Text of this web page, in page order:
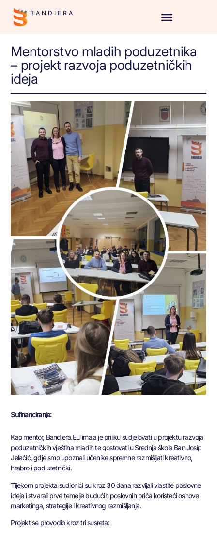
BANDIERA
Mentorstvo mladih poduzetnika
– projekt razvoja poduzetničkih
ideja
Sufinanciranje:
Kao mentor, Bandiera.EU imala je priliku sudjelovati u projektu razvoja
poduzetničkih vještina mladih te gostovati u Srednja škola Ban Josip
Jelačić, gdje smo upoznali učenike spremne razmišljati kreativno,
hrabro i poduzetnički.
Tijekom projekta sudionici su kroz 30 dana razvijali vlastite poslovne
ideje i stvarali prve temelje budućih poslovnih priča koristeći osnove
marketinga, strategije i kreativnog razmišljanja.
Projekt se provodio kroz tri susreta: